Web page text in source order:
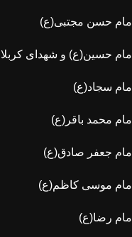
امام حسن مجتبی(ع)
امام حسین(ع) و شهدای کربلا
امام سجاد(ع)
امام محمد باقر(ع)
امام جعفر صادق(ع)
امام موسی کاظم(ع)
امام رضا(ع)